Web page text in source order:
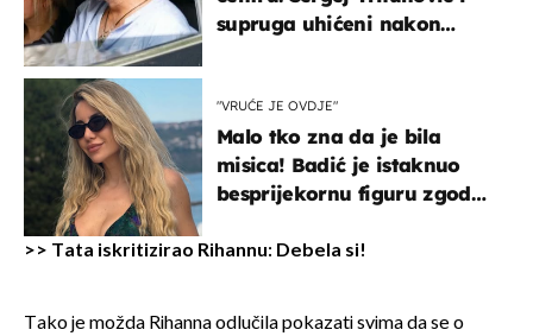
supruga uhićeni nakon
"VRUĆE JE OVDJE"
Malo tko zna da je bila
misica! Badić je istaknuo
besprijekornu figuru zgodne
>> Tata iskritizirao Rihannu: Debela si!
Tako je možda Rihanna odlučila pokazati svima da se o